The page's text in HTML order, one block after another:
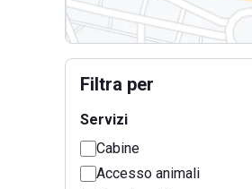
Filtra per
Servizi
Cabine
Accesso animali